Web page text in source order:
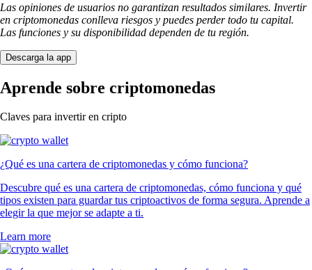
Las opiniones de usuarios no garantizan resultados similares. Invertir
en criptomonedas conlleva riesgos y puedes perder todo tu capital.
Las funciones y su disponibilidad dependen de tu región.
Descarga la app
Aprende sobre criptomonedas
Claves para invertir en cripto
¿Qué es una cartera de criptomonedas y cómo funciona?
Descubre qué es una cartera de criptomonedas, cómo funciona y qué
tipos existen para guardar tus criptoactivos de forma segura. Aprende a
elegir la que mejor se adapte a ti.
Learn more